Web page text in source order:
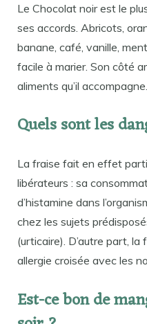
Le Chocolat noir est le
ses accords. Abricots,
banane, café, vanille,
facile à marier. Son côté
aliments qu’il accompagne.
Quels sont les
La fraise fait en effet
libérateurs : sa
d’histamine dans
chez les sujets
(urticaire). D’autre part,
allergie croisée avec les
Est-ce bon de